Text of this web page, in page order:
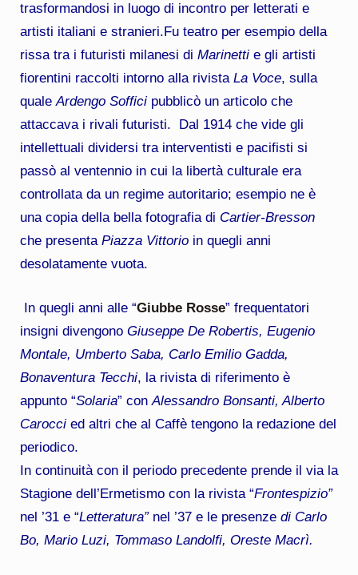
trasformandosi in luogo di incontro per letterati e
artisti italiani e stranieri.Fu teatro per esempio della
rissa tra i futuristi milanesi di Marinettie gli artisti
fiorentini raccolti intorno alla rivista La Voce, sulla
qualeArdengo Sofficipubblicò un articolo che
attaccava i rivali futuristi. Dal 1914 che vide gli
intellettuali dividersi tra interventisti e pacifisti si
passò al ventennio in cui la libertà culturale era
controllata da un regime autoritario; esempio ne è
una copia della bella fotografia di Cartier-Bresson
che presenta Piazza Vittorioin quegli anni
desolatamente vuota.
In quegli anni alle “Giubbe Rosse” frequentatori
insigni divengono Giuseppe De Robertis, Eugenio
Montale, Umberto Saba, Carlo Emilio Gadda,
Bonaventura Tecchi, la rivista di riferimento è
appunto “Solaria” conAlessandro Bonsanti, Alberto
Caroccied altri che al Caffè tengono la redazione del
periodico.
In continuità con il periodo precedente prende il via la
Stagione dell’Ermetismo con la rivista “Frontespizio”
nel ’31 e “Letteratura”nel ’37 e le presenze di Carlo
Bo, Mario Luzi, Tommaso Landolfi, Oreste Macrì.